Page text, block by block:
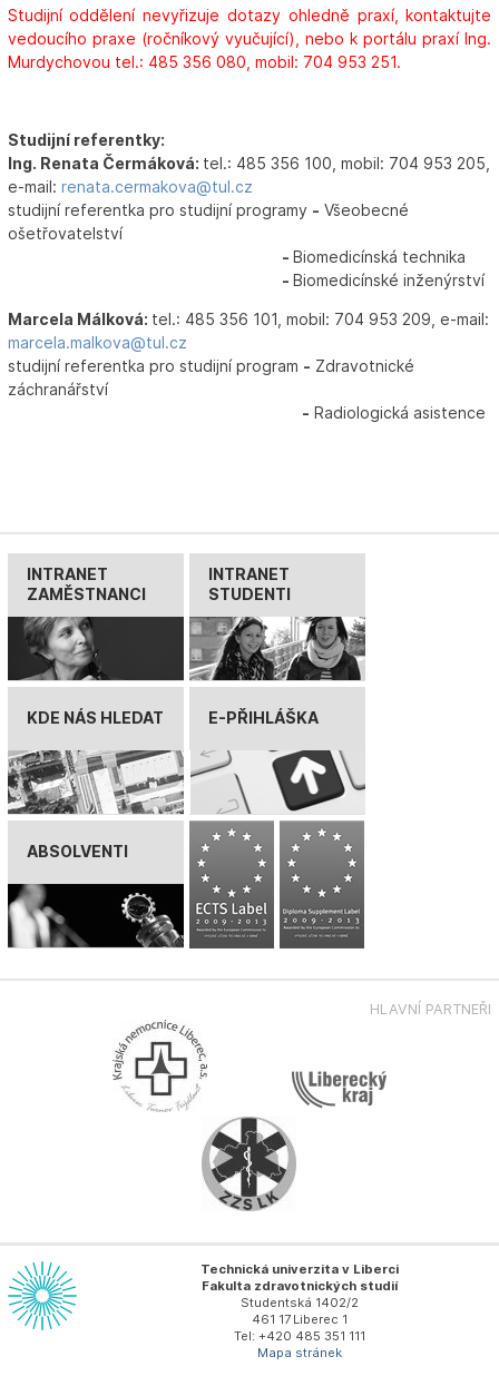
Studijní oddělení nevyřizuje dotazy ohledně praxí, kontaktujte
vedoucího praxe (ročníkový vyučující), nebo k portálu praxí Ing.
Murdychovou tel.: 485 356 080, mobil: 704 953 251.
Studijní referentky:
Ing. Renata Čermáková: tel.: 485 356 100, mobil: 704 953 205,
e-mail: renata.cermakova@tul.cz
studijní referentka pro studijní programy - Všeobecné
ošetřovatelství
- Biomedicínská technika
- Biomedicínské inženýrství
Marcela Málková: tel.: 485 356 101, mobil: 704 953 209, e-mail:
marcela.malkova@tul.cz
studijní referentka pro studijní program - Zdravotnické
záchranářství
- Radiologická asistence
INTRANET
ZAMĚSTNANCI
INTRANET
STUDENTI
KDE NÁS HLEDAT E-PŘIHLÁŠKA
ABSOLVENTI
HLAVNÍ PARTNEŘI
Technická univerzita v Liberci
Fakulta zdravotnických studií
Studentská 1402/2
461 17 Liberec 1
Tel: +420 485 351 111
Mapa stránek